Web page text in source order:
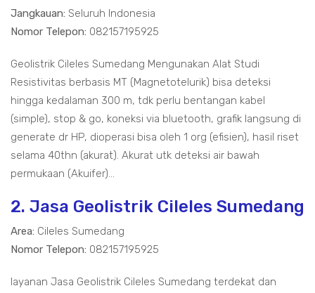
Jangkauan: Seluruh Indonesia
Nomor Telepon: 082157195925
Geolistrik Cileles Sumedang Mengunakan Alat Studi
Resistivitas berbasis MT (Magnetotelurik) bisa deteksi
hingga kedalaman 300 m, tdk perlu bentangan kabel
(simple), stop & go, koneksi via bluetooth, grafik langsung di
generate dr HP, dioperasi bisa oleh 1 org (efisien), hasil riset
selama 40thn (akurat). Akurat utk deteksi air bawah
permukaan (Akuifer)...
2. Jasa Geolistrik Cileles Sumedang
Area: Cileles Sumedang
Nomor Telepon: 082157195925
layanan Jasa Geolistrik Cileles Sumedang terdekat dan